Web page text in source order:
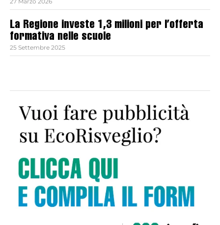
La Regione investe 1,3 milioni per l’offerta
formativa nelle scuole
25 Settembre 2025